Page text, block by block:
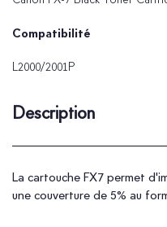
Compatibilité
L2000/2001P
Description
La cartouche FX7 permet
une couverture de 5% au